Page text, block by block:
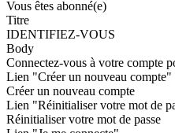
Vous êtes abonné(e)
Titre
IDENTIFIEZ-VOUS
Body
Connectez-vous à votre compte
Lien "Créer un nouveau compte"
Créer un nouveau compte
Lien "Réinitialiser votre mot de
Réinitialiser votre mot de passe